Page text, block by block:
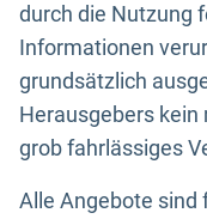
durch die Nutzung
Informationen
grundsätzlich
Herausgebers
grob fahrlässiges
Alle Angebote sind